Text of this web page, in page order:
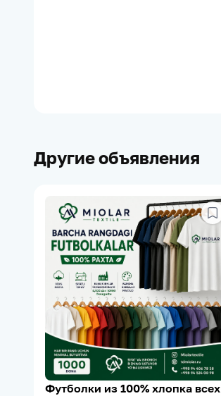
Другие объявления
Футболки из 100% хлопка всех